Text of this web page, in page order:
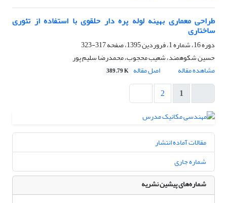
طراحی معماری بهینه لوله پره دار حلقوی با استفاده از تئوری
ساختاری
دوره 16، شماره 1، فروردین 1395، صفحه
317-323
حسین شکوهمند، شعیب محجوب، محمدرضا سلیم پور
مشاهده مقاله
اصل مقاله 389.79 K
1
2
مقالات آماده انتشار
شماره جاری
شماره‌های پیشین نشریه